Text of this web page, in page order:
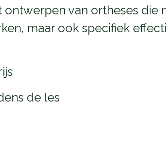
van ortheses die
maar ook specifiek
de les